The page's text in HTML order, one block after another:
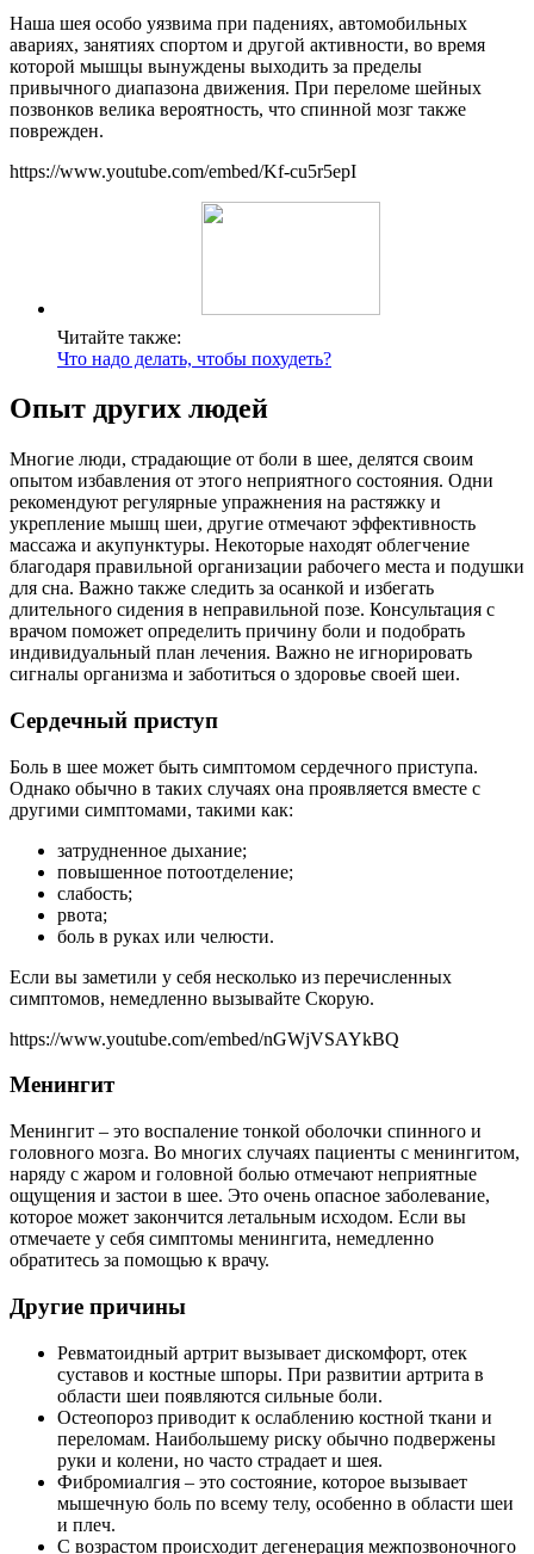
Наша шея особо уязвима при падениях, автомобильных
авариях, занятиях спортом и другой активности, во время
которой мышцы вынуждены выходить за пределы
привычного диапазона движения. При переломе шейных
позвонков велика вероятность, что спинной мозг также
поврежден.
https://www.youtube.com/embed/Kf-cu5r5epI
Читайте также:
Что надо делать, чтобы похудеть?
Опыт других людей
Многие люди, страдающие от боли в шее, делятся своим
опытом избавления от этого неприятного состояния. Одни
рекомендуют регулярные упражнения на растяжку и
укрепление мышц шеи, другие отмечают эффективность
массажа и акупунктуры. Некоторые находят облегчение
благодаря правильной организации рабочего места и подушки
для сна. Важно также следить за осанкой и избегать
длительного сидения в неправильной позе. Консультация с
врачом поможет определить причину боли и подобрать
индивидуальный план лечения. Важно не игнорировать
сигналы организма и заботиться о здоровье своей шеи.
Сердечный приступ
Боль в шее может быть симптомом сердечного приступа.
Однако обычно в таких случаях она проявляется вместе с
другими симптомами, такими как:
затрудненное дыхание;
повышенное потоотделение;
слабость;
рвота;
боль в руках или челюсти.
Если вы заметили у себя несколько из перечисленных
симптомов, немедленно вызывайте Скорую.
https://www.youtube.com/embed/nGWjVSAYkBQ
Менингит
Менингит – это воспаление тонкой оболочки спинного и
головного мозга. Во многих случаях пациенты с менингитом,
наряду с жаром и головной болью отмечают неприятные
ощущения и застои в шее. Это очень опасное заболевание,
которое может закончится летальным исходом. Если вы
отмечаете у себя симптомы менингита, немедленно
обратитесь за помощью к врачу.
Другие причины
Ревматоидный артрит вызывает дискомфорт, отек
суставов и костные шпоры. При развитии артрита в
области шеи появляются сильные боли.
Остеопороз приводит к ослаблению костной ткани и
переломам. Наибольшему риску обычно подвержены
руки и колени, но часто страдает и шея.
Фибромиалгия – это состояние, которое вызывает
мышечную боль по всему телу, особенно в области шеи
и плеч.
С возрастом происходит дегенерация межпозвоночного